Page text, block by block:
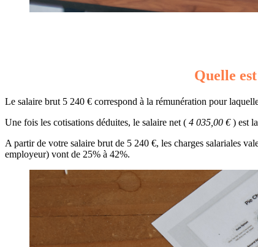
Quelle
Le salaire brut 5 240 € correspond à la rémunération pour
Une fois les cotisations déduites, le salaire net ( 4 035,00 €) est
A partir de votre salaire brut de 5 240 €, les charges salariales
employeur) vont de 25% à 42%.